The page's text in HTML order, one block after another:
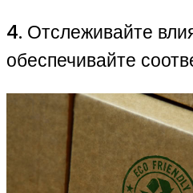
4. Отслеживайте
обеспечивайте